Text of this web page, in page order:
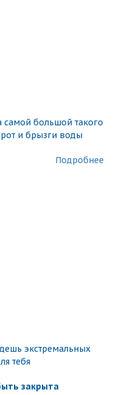
самой большой такого
и брызги воды
Подробнее
экстремальных
тебя
закрыта